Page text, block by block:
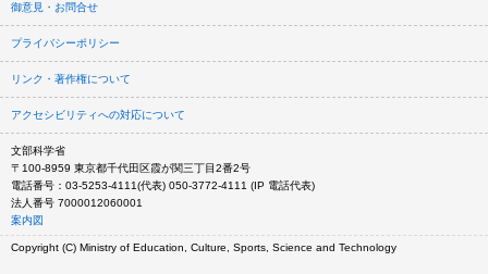
御意見・お問合せ
プライバシーポリシー
リンク・著作権について
アクセシビリティへの対応について
文部科学省
〒100-8959 東京都千代田区霞が関三丁目2番2号
電話番号：03-5253-4111(代表) 050-3772-4111 (IP 電話代表)
法人番号 7000012060001
案内図
Copyright (C) Ministry of Education, Culture, Sports, Science and Technology